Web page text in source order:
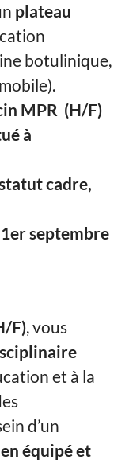
plateau
botulinique,
MPR (H/F)
à
cadre,
septembre
F), vous
et à la
d’un
équipé et